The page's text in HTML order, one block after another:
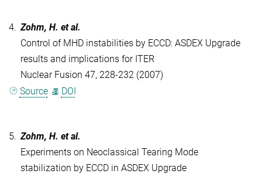
4. Zohm, H. et al.
Control of MHD instabilities by ECCD: ASDEX Upgrade
results and implications for ITER
Nuclear Fusion 47, 228-232 (2007)
Source
DOI
5. Zohm, H. et al.
Experiments on Neoclassical Tearing Mode
stabilization by ECCD in ASDEX Upgrade